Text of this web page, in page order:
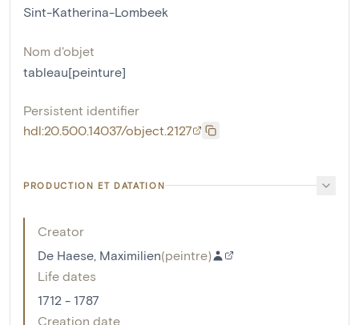
Sint-Katherina-Lombeek
Nom d'objet
tableau[peinture]
Persistent identifier
hdl:20.500.14037/object.2127
PRODUCTION ET DATATION
Creator
De Haese, Maximilien(peintre)
Life dates
1712 - 1787
Creation date